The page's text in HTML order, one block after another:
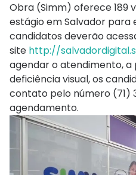
Obra (Simm) oferece 189
estágio em Salvador para
candidatos deverão
site http://salvadordigital.
agendar o atendimento, a
deficiência visual, os
contato pelo número (71)
agendamento.